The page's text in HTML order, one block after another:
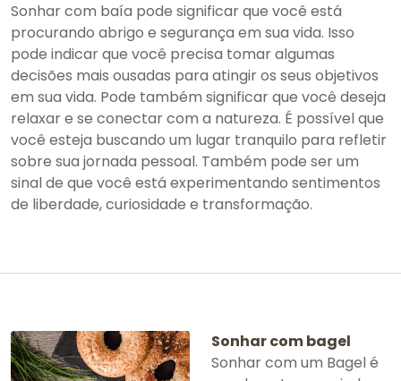
Sonhar com baía pode significar que você está
procurando abrigo e segurança em sua vida. Isso
pode indicar que você precisa tomar algumas
decisões mais ousadas para atingir os seus objetivos
em sua vida. Pode também significar que você deseja
relaxar e se conectar com a natureza. É possível que
você esteja buscando um lugar tranquilo para refletir
sobre sua jornada pessoal. Também pode ser um
sinal de que você está experimentando sentimentos
de liberdade, curiosidade e transformação.
Sonhar com bagel
Sonhar com um Bagel é